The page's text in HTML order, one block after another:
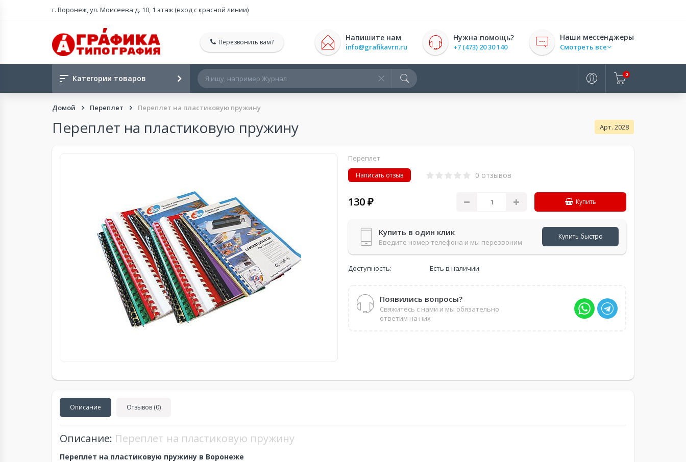
г. Воронеж, ул. Моисеева д. 10, 1 этаж (вход с красной линии)
Наши мессенджеры
Смотреть все
Нужна помощь?
+7 (473) 20 30 140
Напишите нам
info@grafikavrn.ru
Перезвонить вам?
Категории товаров 0
Домой Переплет Переплет на пластиковую пружину
Переплет на пластиковую пружину Арт. 2028
Переплет
Написать отзыв 0 отзывов
130 ₽ Купить
Купить в один клик
Введите номер телефона и мы перезвоним
Купить быстро
Доступность: Есть в наличии
Появились вопросы?
Свяжитесь с нами и мы обязательно
ответим на них
Описание Отзывов (0)
Описание: Переплет на пластиковую пружину
Переплет на пластиковую пружину в Воронеже